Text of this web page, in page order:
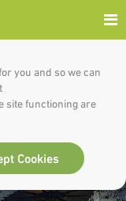
you and so we can
site functioning are
Cookies